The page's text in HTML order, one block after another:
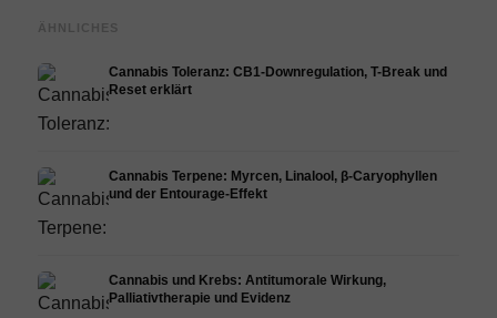
ÄHNLICHES
Cannabis Toleranz: CB1-Downregulation, T-Break und
Reset erklärt
Cannabis Terpene: Myrcen, Linalool, β-Caryophyllen
und der Entourage-Effekt
Cannabis und Krebs: Antitumorale Wirkung,
Palliativtherapie und Evidenz